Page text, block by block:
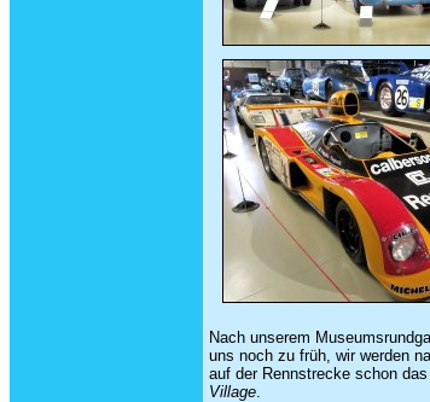
Nach unserem
uns noch zu früh, wir werden
auf der Rennstrecke schon
Village.